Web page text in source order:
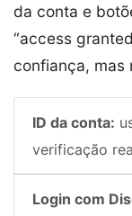
da conta e
“access
confiança, mas
ID da conta:
verificação
Login com